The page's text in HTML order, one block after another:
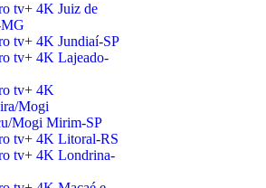
tv+ 4K Juiz de
tv+ 4K Jundiaí-SP
tv+ 4K Lajeado-
tv+ 4K
Mogi
Mogi Mirim-SP
tv+ 4K Litoral-RS
tv+ 4K Londrina-